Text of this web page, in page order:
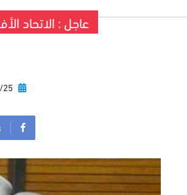
عاجل : الاتحاد